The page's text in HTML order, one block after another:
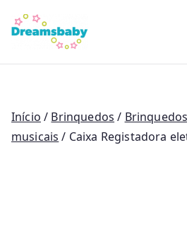
para
conteúdo
Início / Brinquedos /
musicais / Caixa Registadora